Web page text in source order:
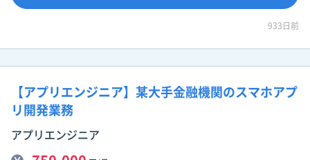
933日前
【アプリエンジニア】某大手金融機関のスマホアプ
リ開発業務
アプリエンジニア